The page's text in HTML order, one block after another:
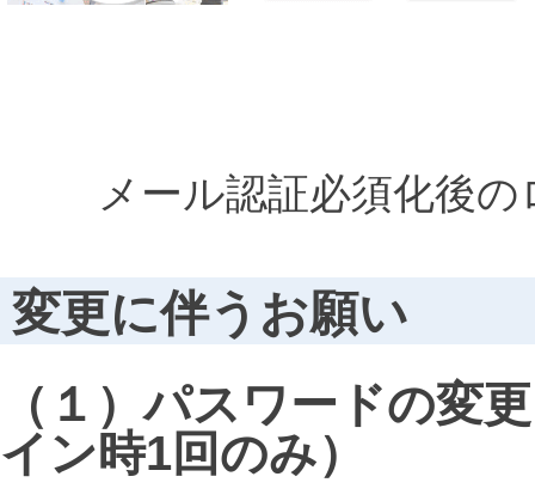
メール認証必須化後
変更に伴うお願い
（１）パスワードの変
イン時1回のみ）